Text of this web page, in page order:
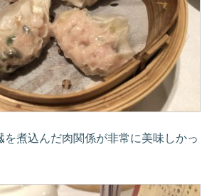
を煮込んだ肉関係が非常に美味しかっ